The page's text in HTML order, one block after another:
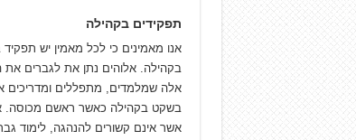
תפקידים בקהילה
אנו מאמינים כי לכל מאמין יש
בקהילה. אלוהים נתן את לגברים
אלה שמלמדים, מתפללים ומדריכים
בשקט בקהילה כאשר ראשם מכוסה.
אשר אינם קשורים להנהגה, לימוד